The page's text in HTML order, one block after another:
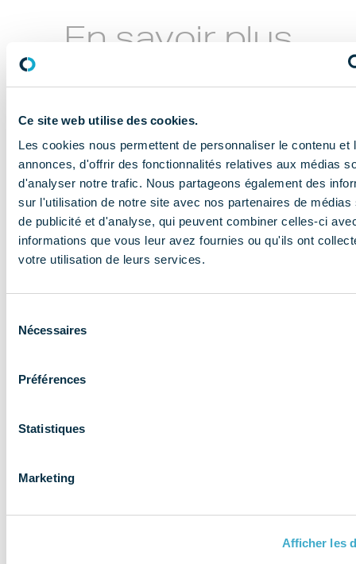
Ce site web utilise des cookies.
Les cookies nous permettent de personnaliser le contenu et
annonces, d'offrir des fonctionnalités relatives aux médias
d'analyser notre trafic. Nous partageons également des
sur l'utilisation de notre site avec nos partenaires de médias
de publicité et d'analyse, qui peuvent combiner celles-ci
informations que vous leur avez fournies ou qu'ils ont
votre utilisation de leurs services.
Nécessaires
Préférences
Statistiques
Marketing
Afficher les
En savoir plus
NOS MISSIONS
Le COMIDENT
apporte son
entreprises et
les accompagne